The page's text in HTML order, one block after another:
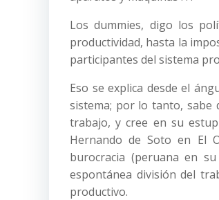
Los dummies, digo los
productividad, hasta la
participantes del sistema
Eso se explica desde el
sistema; por lo tanto, sabe
trabajo, y cree en su
Hernando de Soto en El
burocracia (peruana en
espontánea división del
productivo.